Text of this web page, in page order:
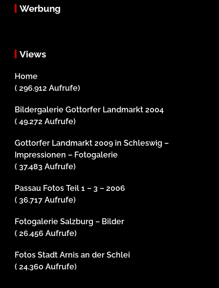
Werbung
Views
Home
( 296.912 Aufrufe)
Bildergalerie Gottorfer Landmarkt 2004
( 49.272 Aufrufe)
Gottorfer Landmarkt 2009 in Schleswig –
Impressionen – Fotogalerie
( 37.483 Aufrufe)
Passau Fotos Teil 1 – 3 – 2006
( 36.717 Aufrufe)
Fotogalerie Salzburg – Bilder
( 26.456 Aufrufe)
Fotos Stadt Arnis an der Schlei
( 24.360 Aufrufe)